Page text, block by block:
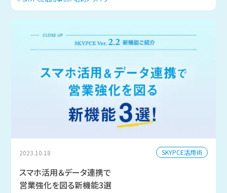
2023.10.18 SKYPCE活用術
スマホ活用＆データ連携で
営業強化を図る新機能3選